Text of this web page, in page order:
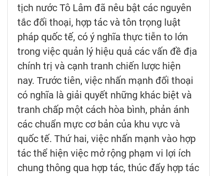
tịch nước Tô Lâm đã nêu bật các nguyên
tắc đối thoại, hợp tác và tôn trọng luật
pháp quốc tế, có ý nghĩa thực tiễn to lớn
trong việc quản lý hiệu quả các vấn đề địa
chính trị và cạnh tranh chiến lược hiện
nay. Trước tiên, việc nhấn mạnh đối thoại
có nghĩa là giải quyết những khác biệt và
tranh chấp một cách hòa bình, phản ánh
các chuẩn mực cơ bản của khu vực và
quốc tế. Thứ hai, việc nhấn mạnh vào hợp
tác thể hiện việc mở rộng phạm vi lợi ích
chung thông qua hợp tác, thúc đẩy hợp tác